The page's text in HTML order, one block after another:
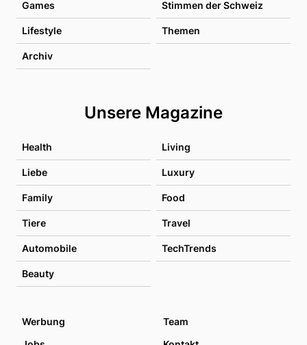
Games Stimmen der Schweiz
Lifestyle Themen
Archiv
Unsere Magazine
Health Living
Liebe Luxury
Family Food
Tiere Travel
Automobile TechTrends
Beauty
Werbung
Team